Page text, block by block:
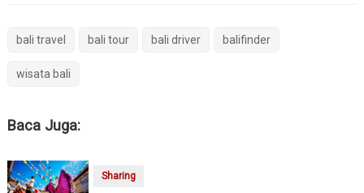
bali travel bali tour bali driver balifinder
wisata bali
Baca Juga:
Sharing